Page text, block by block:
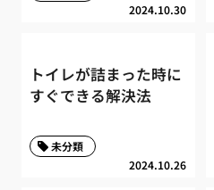
2024.10.30
トイレが詰まった時に
すぐできる解決法
2024.10.26
未分類